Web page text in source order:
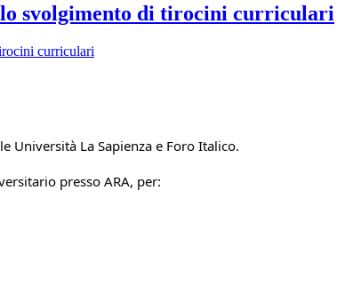
svolgimento di tirocini curriculari
Università La Sapienza e Foro Italico.
presso ARA, per: